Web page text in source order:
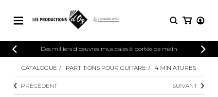
CATALOGUE
Explorez notre catalogue de partitions
riche en œuvres originales et en
arrangements de qualité.
CONNEXION
INSCRIPTION
Des milliers d'œuvres musicales à portée de main
PARTITIONS
Méthodes
CATALOGUE PARTITIONS POUR GUITARE 4 MINIATURES
PRÉCÉDENT SUIVANT